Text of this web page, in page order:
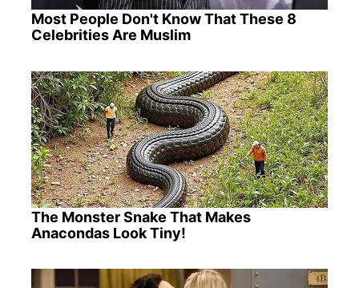
Most People Don't Know That These 8
Celebrities Are Muslim
The Monster Snake That Makes
Anacondas Look Tiny!